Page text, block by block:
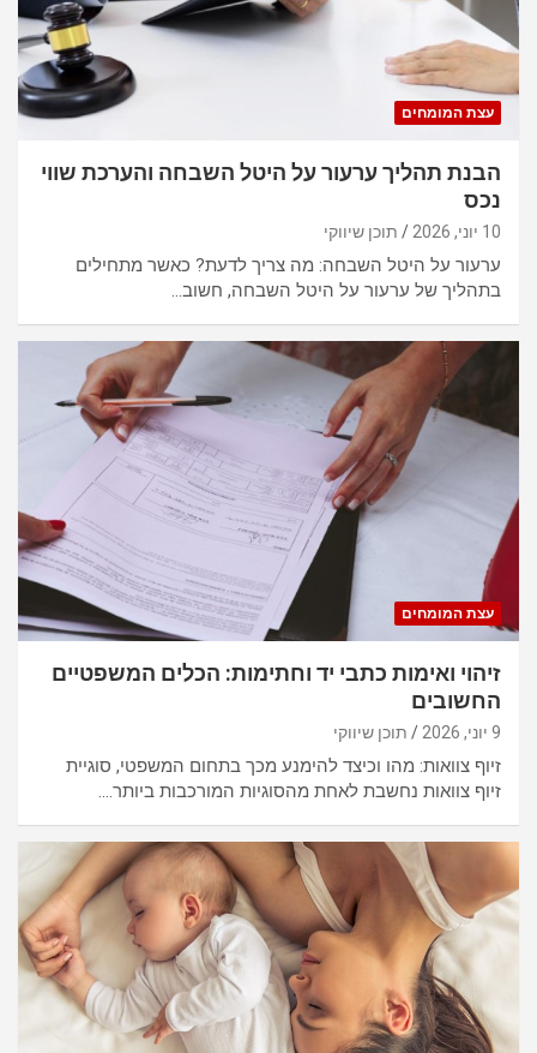
עצת המומחים
הבנת תהליך ערעור על היטל השבחה והערכת שווי
נכס
10 יוני, 2026 תוכן שיווקי
ערעור על היטל השבחה: מה צריך לדעת? כאשר מתחילים
בתהליך של ערעור על היטל השבחה, חשוב…
עצת המומחים
זיהוי ואימות כתבי יד וחתימות: הכלים המשפטיים
החשובים
9 יוני, 2026 תוכן שיווקי
זיוף צוואות: מהו וכיצד להימנע מכך בתחום המשפטי, סוגיית
זיוף צוואות נחשבת לאחת מהסוגיות המורכבות ביותר.…